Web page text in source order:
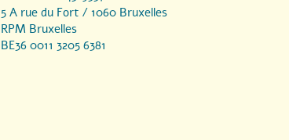
5 A rue du Fort / 1060 Bruxelles
RPM Bruxelles
BE36 0011 3205 6381